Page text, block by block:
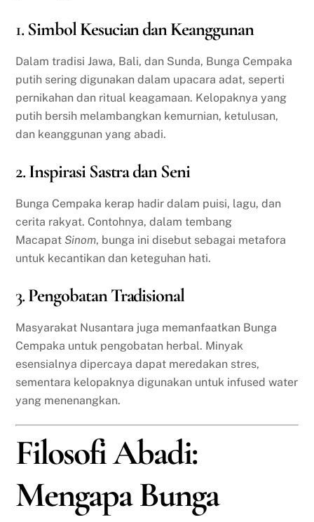
1. Simbol Kesucian dan Keanggunan
Dalam tradisi Jawa, Bali, dan Sunda, Bunga Cempaka
putih sering digunakan dalam upacara adat, seperti
pernikahan dan ritual keagamaan. Kelopaknya yang
putih bersih melambangkan kemurnian, ketulusan,
dan keanggunan yang abadi.
2.Inspirasi Sastra dan Seni
Bunga Cempaka kerap hadir dalam puisi, lagu, dan
cerita rakyat. Contohnya, dalam tembang
Macapat Sinom, bunga ini disebut sebagai metafora
untuk kecantikan dan keteguhan hati.
3.Pengobatan Tradisional
Masyarakat Nusantara juga memanfaatkan Bunga
Cempaka untuk pengobatan herbal. Minyak
esensialnya dipercaya dapat meredakan stres,
sementara kelopaknya digunakan untuk infused water
yang menenangkan.
Filosofi Abadi:
Mengapa Bunga